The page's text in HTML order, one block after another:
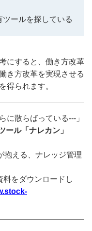
ールを探している
にすると、働き方改革
き方改革を実現させる
得られます。
に散らばっている---」
ール「ナレカン」
抱える、ナレッジ管理
をダウンロードし